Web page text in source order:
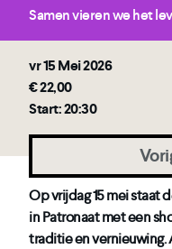
Samen vieren we het
vr 15 Mei 2026
€ 22,00
Start: 20:30
Op vrijdag 15 mei staat
in Patronaat met een
traditie en vernieuwing.